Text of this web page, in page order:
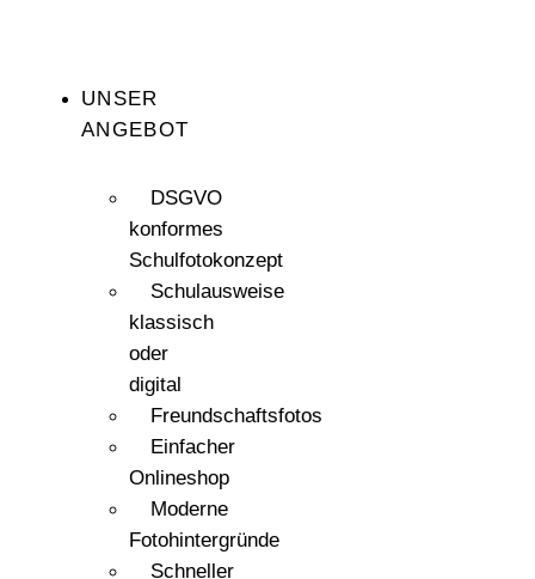
UNSER
ANGEBOT
DSGVO
konformes
Schulfotokonzept
Schulausweise
klassisch
oder
digital
Freundschaftsfotos
Einfacher
Onlineshop
Moderne
Fotohintergründe
Schneller